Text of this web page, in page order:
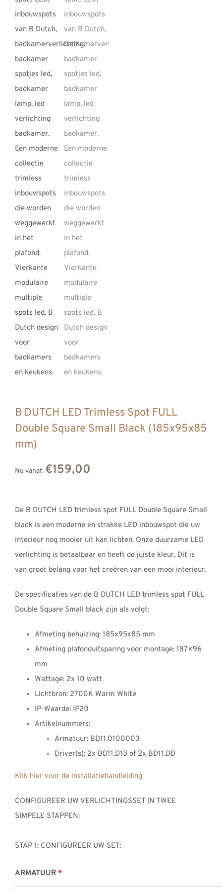
B DUTCH LED Trimless Spot FULL
Double Square Small Black (185x95x85
mm)
Nu vanaf: €159,00
De B DUTCH LED trimless spot FULL Double Square Small
black is een moderne en strakke LED inbouwspot die uw
interieur nog mooier uit kan lichten. Onze duurzame LED
verlichting is betaalbaar en heeft de juiste kleur. Dit is
van groot belang voor het creëren van een mooi interieur.
De specificaties van de B DUTCH LED trimless spot FULL
Double Square Small black zijn als volgt:
Afmeting behuizing: 185x95x85 mm
Afmeting plafonduitsparing voor montage: 187×96
mm
Wattage: 2x 10 watt
Lichtbron: 2700K Warm White
IP-Waarde: IP20
Artikelnummers:
Armatuur: BD11.0100003
Driver(s): 2x BD11.D13 of 2x BD11.DD
Klik hier voor de installatiehandleiding
CONFIGUREER UW VERLICHTINGSSET IN TWEE
SIMPELE STAPPEN:
STAP 1: CONFIGUREER UW SET:
ARMATUUR